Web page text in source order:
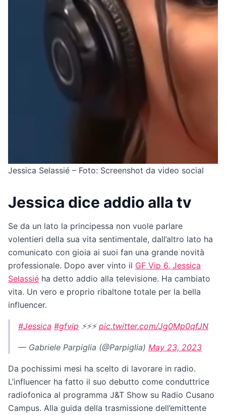
Jessica Selassié – Foto: Screenshot da video social
Jessica dice addio alla tv
Se da un lato la principessa non vuole parlare
volentieri della sua vita sentimentale, dall’altro lato ha
comunicato con gioia ai suoi fan una grande novità
professionale. Dopo aver vinto il GF Vip 6, Jessica
Selassié ha detto addio alla televisione. Ha cambiato
vita. Un vero e proprio ribaltone totale per la bella
influencer.
#Jessica #gfvip ⚡️⚡️⚡️pic.twitter.com/Jg0Mp0qfJN
— Gabriele Parpiglia (@Parpiglia) May 23, 2023
Da pochissimi mesi ha scelto di lavorare in radio.
L’influencer ha fatto il suo debutto come conduttrice
radiofonica al programma J&T Show su Radio Cusano
Campus. Alla guida della trasmissione dell’emittente